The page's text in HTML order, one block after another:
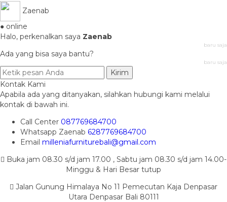
Zaenab
● online
Halo, perkenalkan saya Zaenab
baru saja
Ada yang bisa saya bantu?
baru saja
Kirim
Kontak Kami
Apabila ada yang ditanyakan, silahkan hubungi kami melalui
kontak di bawah ini.
Call Center 087769684700
Whatsapp Zaenab 6287769684700
Email milleniafurniturebali@gmail.com
Buka jam 08.30 s/d jam 17.00 , Sabtu jam 08.30 s/d jam 14.00-
Minggu & Hari Besar tutup
Jalan Gunung Himalaya No 11 Pemecutan Kaja Denpasar
Utara Denpasar Bali 80111